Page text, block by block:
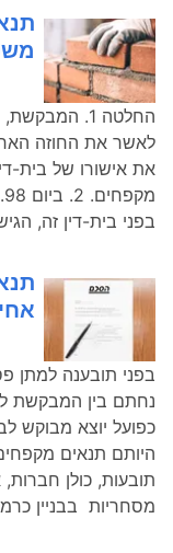
החלטה 1.
לאשר את החוזה
את אישורו של בית-
בפני בית-דין זה,
בפני תובענה למתן
כפועל יוצא מבוקש
מסחריות בבניין